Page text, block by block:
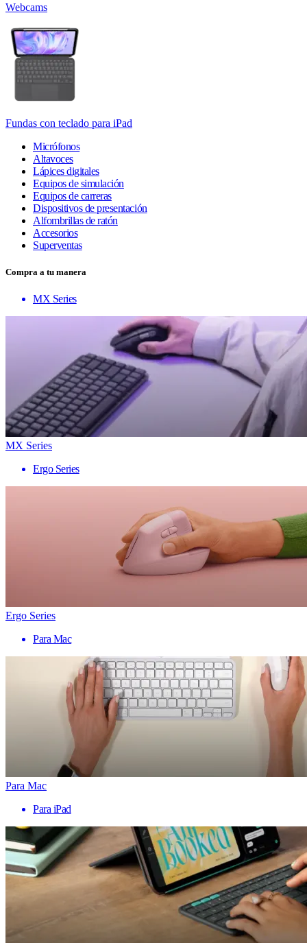
Webcams
Fundas con teclado para iPad
Micrófonos
Altavoces
Lápices digitales
Equipos de simulación
Equipos de carreras
Dispositivos de presentación
Alfombrillas de ratón
Accesorios
Superventas
Compra a tu manera
MX Series
MX Series
Ergo Series
Ergo Series
Para Mac
Para Mac
Para iPad